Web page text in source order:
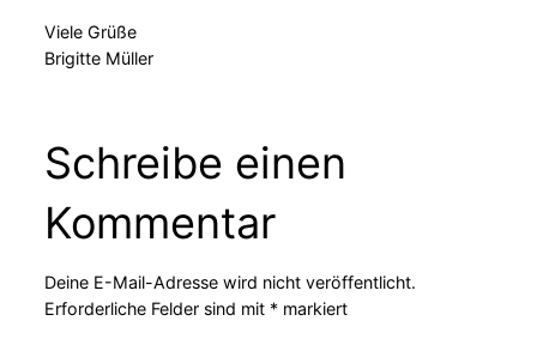
Viele Grüße
Brigitte Müller
Schreibe einen
Kommentar
Deine E-Mail-Adresse wird nicht veröffentlicht.
Erforderliche Felder sind mit *markiert